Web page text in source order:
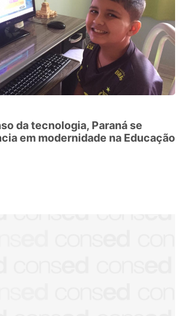
da tecnologia, Paraná se
em modernidade na Educação